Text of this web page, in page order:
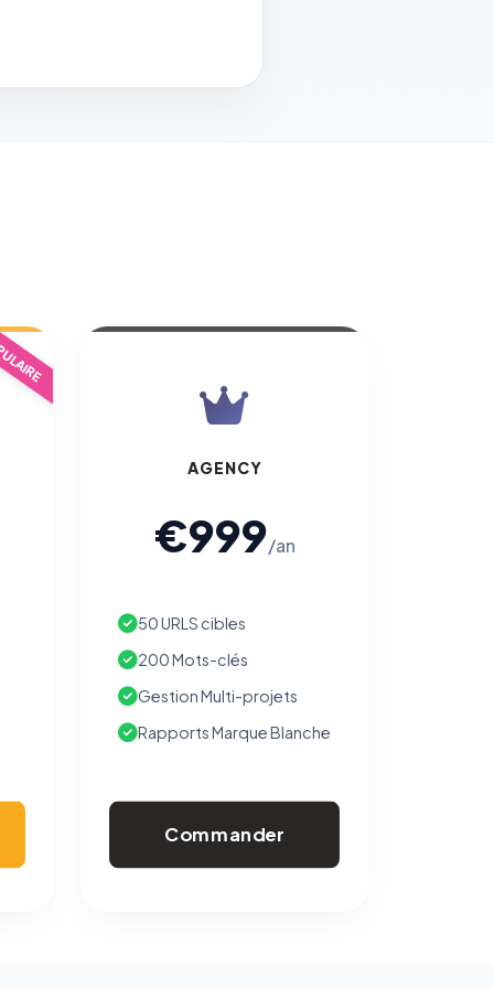
AGENCY
€999/an
50 URLS cibles
200 Mots-clés
Gestion Multi-projets
Rapports Marque Blanche
Commander